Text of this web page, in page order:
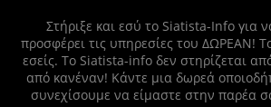
Στήριξε και εσύ το Siatista-Info για
προσφέρει τις υπηρεσίες του ΔΩΡΕΑΝ!
εσείς. Το Siatista-info δεν στηρίζεται
από κανέναν! Κάντε μια δωρεά
συνεχίσουμε να είμαστε στην παρέα